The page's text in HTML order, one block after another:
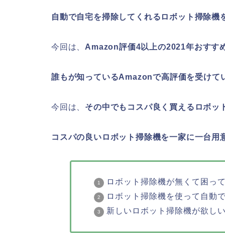
自動で自宅を掃除してくれるロボット掃除機
今回は、 Amazon評価4以上の2021年おすす
誰もが知っているAmazonで高評価を受けて
今回は、 その中でもコスパ良く買えるロボッ
コスパの良いロボット掃除機を一家に一台用
ロボット掃除機が無くて困っ
ロボット掃除機を使って自動
新しいロボット掃除機が欲し